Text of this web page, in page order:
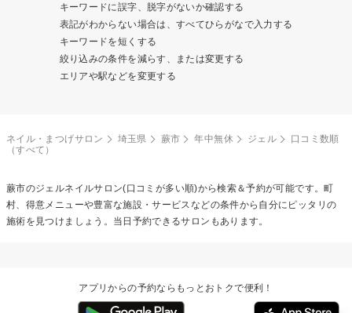
キーワードに誤字、脱字がないか確認する
表記がわからない場合は、すべてひらがなで入力する
キーワードを短くする
絞り込みの条件を減らす、または変更する
エリアや駅などを変更する
ネイル・まつげサロン 埼玉県 蕨市 年中無休 ジェル
口コミ数順
（すべて）
蕨市のジェルネイルサロン(口コミが多い順)から検索＆予約が可能です。町
村、得意メニューや豊富な施設・サービスなどの条件から自分にピッタリの
施術を見つけましょう。当日予約できるサロンもあります。
アプリからの予約ならもっとおトクで便利！